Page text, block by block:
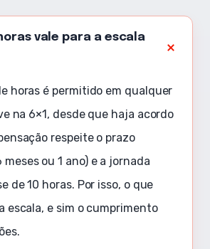
vale para a escala
horas é permitido em qualquer
na 6×1, desde que haja acordo
respeite o prazo
meses ou 1 ano) e a jornada
de 10 horas. Por isso, o que
escala, e sim o cumprimento